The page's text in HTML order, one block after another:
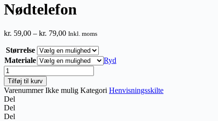
Nødtelefon
kr. 59,00 – kr. 79,00Prisinterval:
til
kr. 79,00
Inkl. moms
Størrelse
Materiale
Ryd
Nødtelefon
antal
Tilføj til kurv
VarenummerIkke mulig Kategori Henvisningsskilte
Del
Del
Del